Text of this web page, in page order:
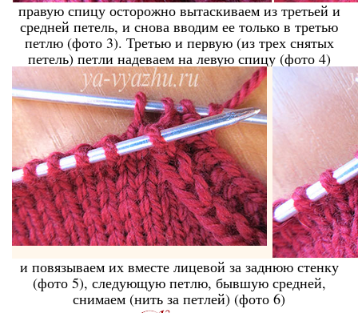
правую спицу осторожно вытаскиваем из третьей и
средней петель, и снова вводим ее только в третью
петлю (фото 3). Третью и первую (из трех снятых
петель) петли надеваем на левую спицу (фото 4)
и повязываем их вместе лицевой за заднюю стенку
(фото 5), следующую петлю, бывшую средней,
снимаем (нить за петлей) (фото 6)